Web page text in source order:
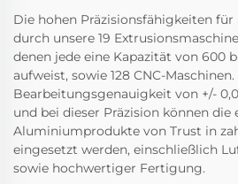
Die hohen Präzisionsfähigkeiten
durch unsere 19
denen jede eine Kapazität von 600
aufweist, sowie 128 CNC-Maschinen.
Bearbeitungsgenauigkeit von +/-
und bei dieser Präzision können die
Aluminiumprodukte von Trust in
eingesetzt werden, einschließlich
sowie hochwertiger Fertigung.